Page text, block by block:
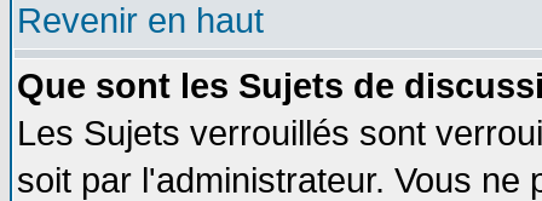
Revenir en haut
Que sont les Sujets de
Les Sujets verrouillés sont
soit par l'administrateur. Vous